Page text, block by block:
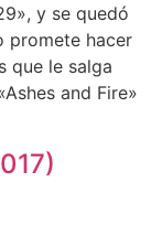
y se quedó
promete hacer
que le salga
and Fire»